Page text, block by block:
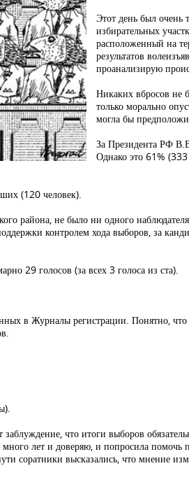
Этот день был очень
избирательных
расположенный на
результатов
проанализирую
Никаких вбросов не
только морально
могла бы
За Президента РФ
Однако это 61% (333
(120 человек).
района, не было ни одного
контролем хода выборов, за
29 голосов (за всех 3 голоса из ста).
в Журналы регистрации. Понятно,
что итоги выборов
лет и доверяю, и попросила
соратники высказались, что мнение